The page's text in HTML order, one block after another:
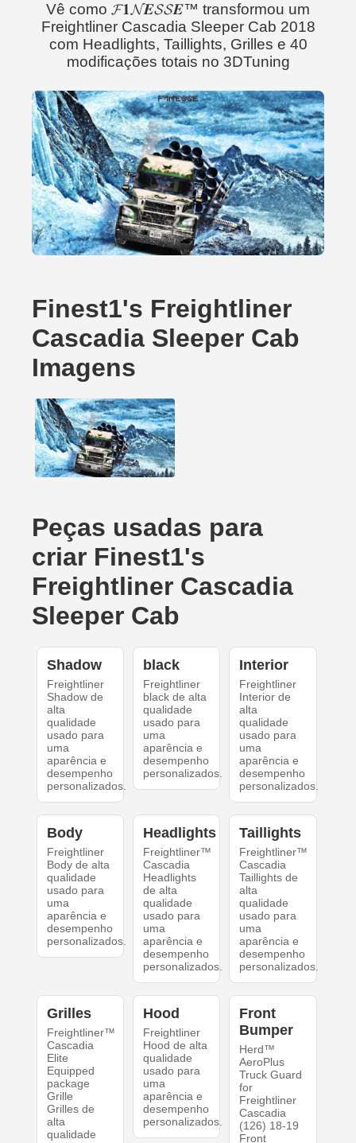
Vê como 𝓕𝟏𝓝𝑬𝓢𝓢𝑬™ transformou um
Freightliner Cascadia Sleeper Cab 2018
com Headlights, Taillights, Grilles e 40
modificações totais no 3DTuning
Finest1's Freightliner
Cascadia Sleeper Cab
Imagens
Peças usadas para
criar Finest1's
Freightliner Cascadia
Sleeper Cab
Shadow
Freightliner
Shadow de
alta
qualidade
usado para
uma
aparência e
desempenho
personalizados.
black
Freightliner
black de alta
qualidade
usado para
uma
aparência e
desempenho
personalizados.
Interior
Freightliner
Interior de
alta
qualidade
usado para
uma
aparência e
desempenho
personalizados.
Body
Freightliner
Body de alta
qualidade
usado para
uma
aparência e
desempenho
personalizados.
Headlights
Freightliner™
Cascadia
Headlights
de alta
qualidade
usado para
uma
aparência e
desempenho
personalizados.
Taillights
Freightliner™
Cascadia
Taillights de
alta
qualidade
usado para
uma
aparência e
desempenho
personalizados.
Grilles
Freightliner™
Cascadia
Elite
Equipped
package
Grille
Grilles de
alta
qualidade
Hood
Freightliner
Hood de alta
qualidade
usado para
uma
aparência e
desempenho
personalizados.
Front
Bumper
Herd™
AeroPlus
Truck Guard
for
Freightliner
Cascadia
(126) 18-19
Front